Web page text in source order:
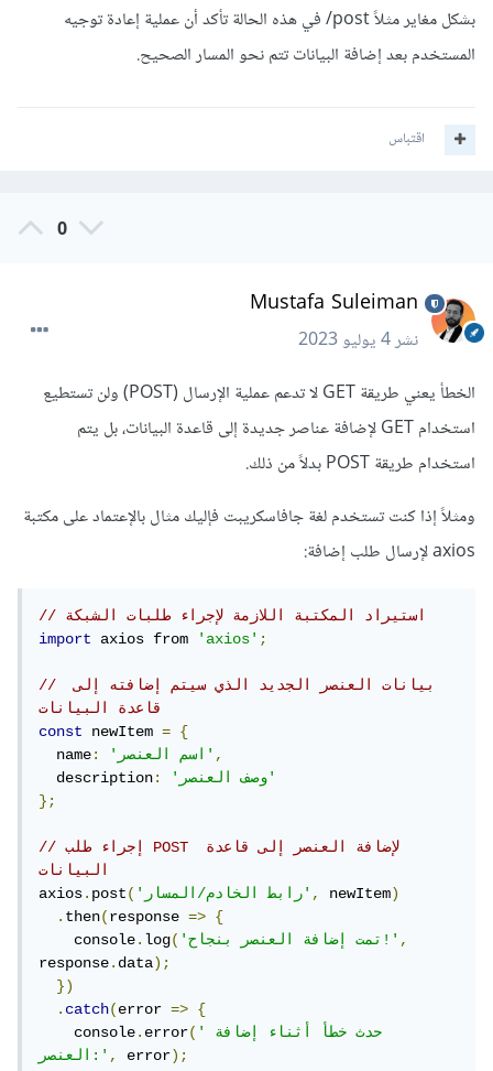
بشكل مغاير مثلاً post/ في هذه الحالة تأكد أن عملية إعادة توجيه
المستخدم بعد إضافة البيانات تتم نحو المسار الصحيح.
اقتباس
0
Mustafa Suleiman
نشر4 يوليو 2023
الخطأ يعني طريقة GET لا تدعم عملية الإرسال (POST) ولن تستطيع
استخدام GET لإضافة عناصر جديدة إلى قاعدة البيانات، بل يتم
استخدام طريقة POST بدلاً من ذلك.
ومثلاً إذا كنت تستخدم لغة جافاسكريبت فإليك مثال بالإعتماد على مكتبة
axios لإرسال طلب إضافة:
// استيراد المكتبة اللازمة لإجراء طلبات الشبكة
import
axios from 'axios';
// بيانات العنصر الجديد الذي سيتم إضافته إلى
قاعدة البيانات
const
newItem =
{
  name
: 'اسم العنصر',
  description
:
'وصف العنصر'
};
// إجراء طلب POST لإضافة العنصر إلى قاعدة
البيانات
axios.post( 'رابط الخادم/المسار', newItem)
.then(response =>
{
    console
.log( 'تمت إضافة العنصر بنجاح!',
response.data);
})
.catch(error =>
{
    console
.error('حدث خطأ أثناء إضافة
العنصر:', error);